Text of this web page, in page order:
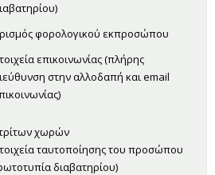
φορολογικού εκπροσώπου
επικοινωνίας (πλήρης
στην αλλοδαπή και email
τρίτων χωρών
ταυτοποίησης του προσώπου
διαβατηρίου)